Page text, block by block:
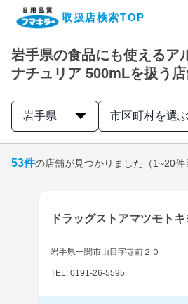
取扱店検索TOP
企業・IR情報サイト
製品情報サイト
取扱店検索はこちら
岩手県の食品にも使えるア
ナチュリア 500mLを扱う
岩手県 市区町村を選ぶ
53件の店舗が見つかりました （1~20件
ドラッグストアマツモト
岩手県一関市山目字寺前２０
TEL: 0191-26-5595